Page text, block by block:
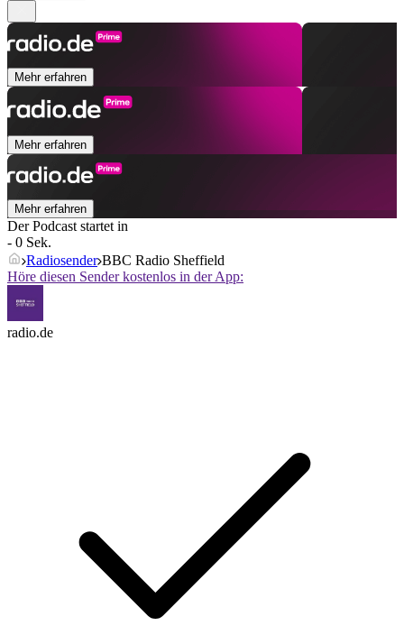
Mehr erfahren
Mehr erfahren
Mehr erfahren
Der Podcast startet in
- 0 Sek.
Radiosender BBC Radio Sheffield
Höre diesen Sender kostenlos in der App:
radio.de